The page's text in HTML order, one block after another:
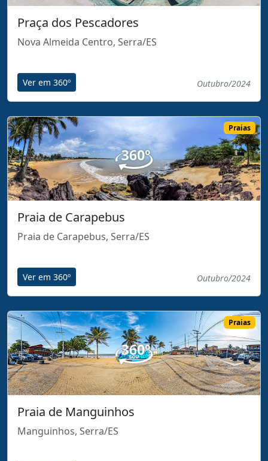
Praça dos Pescadores
Nova Almeida Centro, Serra/ES
Ver em 360º Outubro/2024
Praias
Praia de Carapebus
Praia de Carapebus, Serra/ES
Ver em 360º Outubro/2024
Praias
Praia de Manguinhos
Manguinhos, Serra/ES